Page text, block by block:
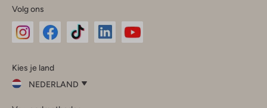
Volg ons
InstagramFacebook
Kies je land
NEDERLAND